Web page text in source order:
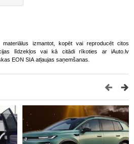
materiālus izmantot, kopēt vai reproducēt citos
līdzekļos vai kā citādi rīkoties ar iAuto.lv
EON SIA atļaujas saņemšanas.